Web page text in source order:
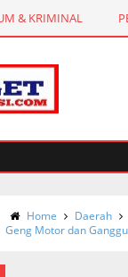
& KRIMINAL
Home Daerah
Geng Motor dan